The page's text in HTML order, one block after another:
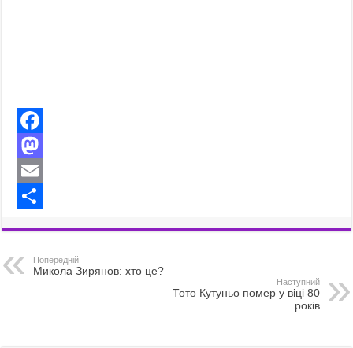
F
a
c
o
M
a
o
E
ia
Попередній
Микола Зирянов: хто це?
Наступний
Тото Кутуньо помер у віці 80
років